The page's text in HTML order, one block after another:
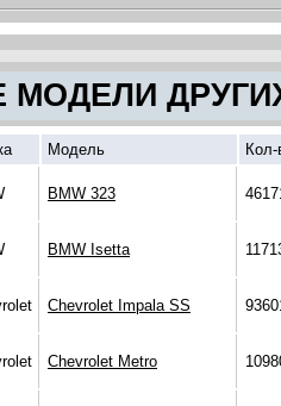
МОДЕЛИ
Модель
BMW 323
BMW Isetta
Chevrolet Impala SS
Chevrolet Metro